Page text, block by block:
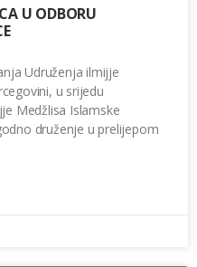
U ODBORU
Udruženja ilmijje
u srijedu
Medžlisa Islamske
druženje u prelijepom